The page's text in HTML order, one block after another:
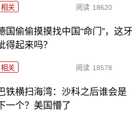
相关 阅读 18620
国偷偷摸摸找中国“命门”，这牙
得起来吗？
相关 阅读 18578
铁横扫海湾：沙科之后谁会是
一个？美国懵了